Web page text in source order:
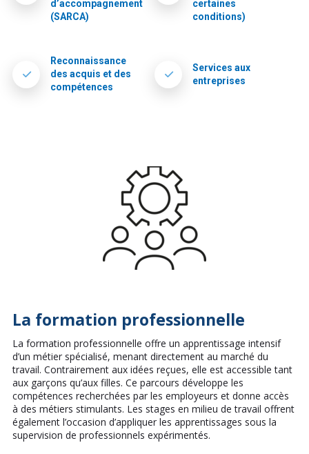
d’accompagnement
(SARCA)
certaines
conditions)
Reconnaissance
des acquis et des
compétences
Services aux
entreprises
La formation professionnelle
La formation professionnelle offre un apprentissage intensif
d’un métier spécialisé, menant directement au marché du
travail. Contrairement aux idées reçues, elle est accessible tant
aux garçons qu’aux filles. Ce parcours développe les
compétences recherchées par les employeurs et donne accès
à des métiers stimulants. Les stages en milieu de travail offrent
également l’occasion d’appliquer les apprentissages sous la
supervision de professionnels expérimentés.